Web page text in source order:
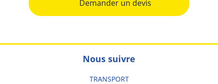
Demander un devis
Nous suivre
TRANSPORT